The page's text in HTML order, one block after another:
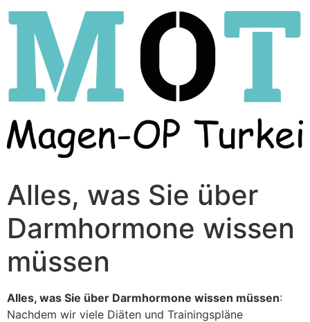
Skip
to
content
Alles, was Sie über
Darmhormone wissen
müssen
Alles, was Sie über Darmhormone wissen müssen:
Nachdem wir viele Diäten und Trainingspläne